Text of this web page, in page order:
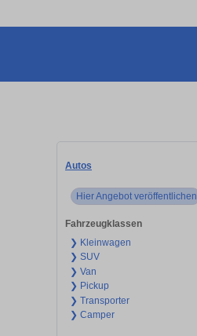
Autos
Hier Angebot veröffentlichen
Fahrzeugklassen
❯ Kleinwagen
❯ SUV
❯ Van
❯ Pickup
❯ Transporter
❯ Camper